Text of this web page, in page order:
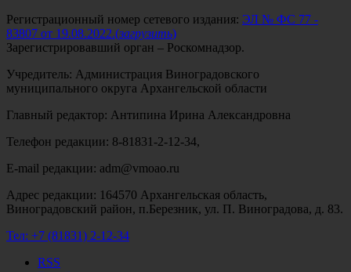
Регистрационный номер сетевого издания: ЭЛ № ФС 77 -
83807 от 19.08.2022.(загрузить)
Зарегистрировавший орган – Роскомнадзор.
Учредитель: Администрация Виноградовского
муниципального округа Архангельской области
Главный редактор: Антипина Ирина Александровна
Телефон редакции: 8-81831-2-12-34,
E-mail редакции: adm@vmoao.ru
Адрес редакции: 164570 Архангельская область,
Виноградовский район, п.Березник, ул. П. Виноградова, д. 83.
Тел: +7 (81831) 2-12-34
RSS